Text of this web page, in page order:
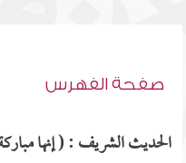
صفحة الفهرس
الحديث الشريف : ( إنها